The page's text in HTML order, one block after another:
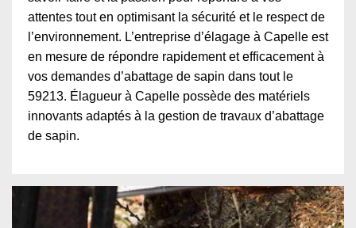
attentes tout en optimisant la sécurité et le respect de
l’environnement. L’entreprise d’élagage à Capelle est
en mesure de répondre rapidement et efficacement à
vos demandes d’abattage de sapin dans tout le
59213. Élagueur à Capelle possède des matériels
innovants adaptés à la gestion de travaux d’abattage
de sapin.